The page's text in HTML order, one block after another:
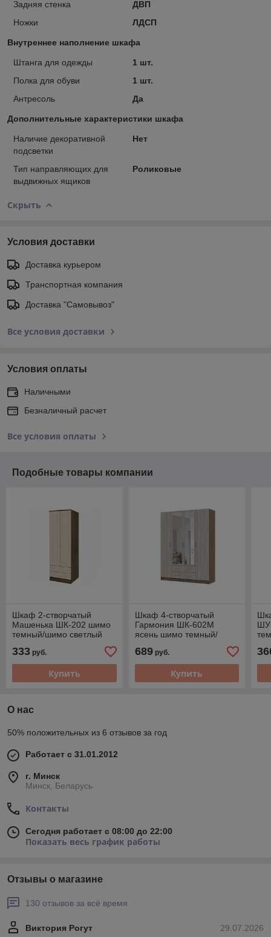
Задняя стенка
ДВП
Ножки
ЛДСП
Внутреннее наполнение шкафа
Штанга для одежды
1 шт.
Полка для обуви
1 шт.
Антресоль
Да
Дополнительные характеристики шкафа
Наличие декоративной
подсветки
Нет
Тип направляющих для
выдвижных ящиков
Роликовые
Скрыть
Условия доставки
Доставка курьером
Транспортная компания
Доставка "Самовывоз"
Все условия доставки
Условия оплаты
Наличными
Безналичный расчет
Все условия оплаты
Подобные товары компании
Шкаф 2-створчатый
Машенька ШК-202 шимо
темный/шимо светлый
333 руб.
Купить
Шкаф 4-створчатый
Гармония ШК-602М
ясень шимо темный/
689руб.
Купить
О нас
50% положительных из 6 отзывов за год
Работает с 31.01.2012
г. Минск
Минск, Беларусь
Контакты
Сегодня работает с 08:00 до 22:00
Показать весь график работы
Отзывы о магазине
130 отзывов за всё время
29.07.2026
Виктория Рогут